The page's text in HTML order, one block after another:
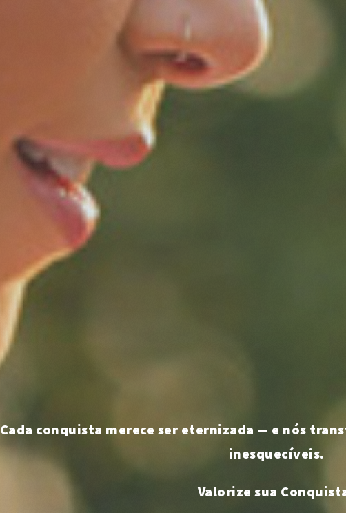
Cada conquista merece ser eternizada — e nós
inesquecíveis.
Valorize sua